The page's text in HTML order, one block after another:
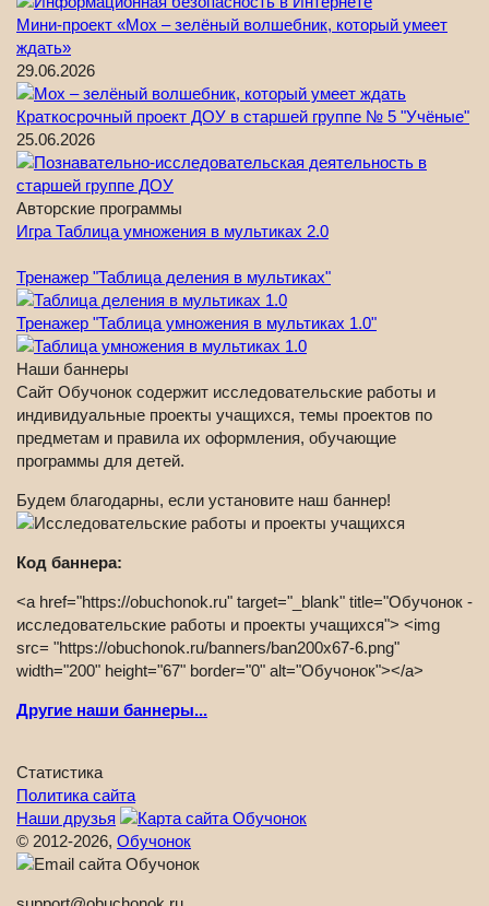
Мини-проект «Мох – зелёный волшебник, который умеет
ждать»
29.06.2026
Краткосрочный проект ДОУ в старшей группе № 5 "Учёные"
25.06.2026
Авторские программы
Игра Таблица умножения в мультиках 2.0
Тренажер "Таблица деления в мультиках"
Тренажер "Таблица умножения в мультиках 1.0"
Наши баннеры
Сайт Обучонок содержит исследовательские работы и
индивидуальные проекты учащихся, темы проектов по
предметам и правила их оформления, обучающие
программы для детей.
Будем благодарны, если установите наш баннер!
Код баннера:
<a href="https://obuchonok.ru" target="_blank" title="Обучонок -
исследовательские работы и проекты учащихся"> <img
src= "https://obuchonok.ru/banners/ban200x67-6.png"
width="200" height="67" border="0" alt="Обучонок"></a>
Другие наши баннеры...
Статистика
Политика сайта
Наши друзья
© 2012-2026, Обучонок